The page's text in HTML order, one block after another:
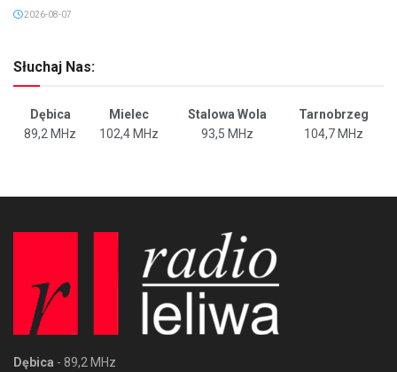
2026-08-07
Słuchaj Nas:
Dębica Mielec Stalowa Wola
Tarnobrzeg
89,2 MHz
102,4 MHz 93,5 MHz 104,7 MHz
Dębica - 89,2 MHz